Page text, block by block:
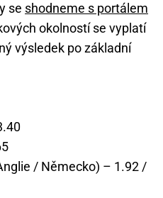
se shodneme s portálem
okolností se vyplatí
výsledek po základní
/ Německo) – 1.92 /